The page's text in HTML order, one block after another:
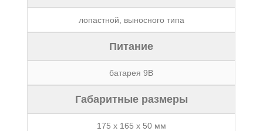
лопастной, выносного типа
Питание
батарея 9В
Габаритные размеры
175 х 165 х 50 мм